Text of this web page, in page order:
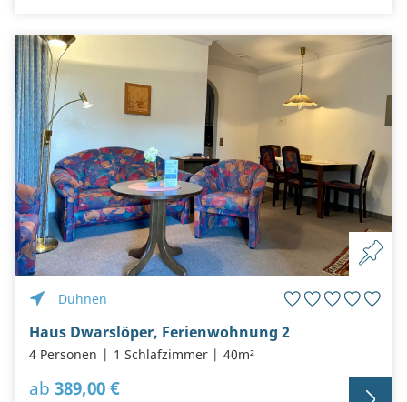
Duhnen
Haus Dwarslöper, Ferienwohnung 2
4 Personen 1 Schlafzimmer 40m²
ab 389,00 €